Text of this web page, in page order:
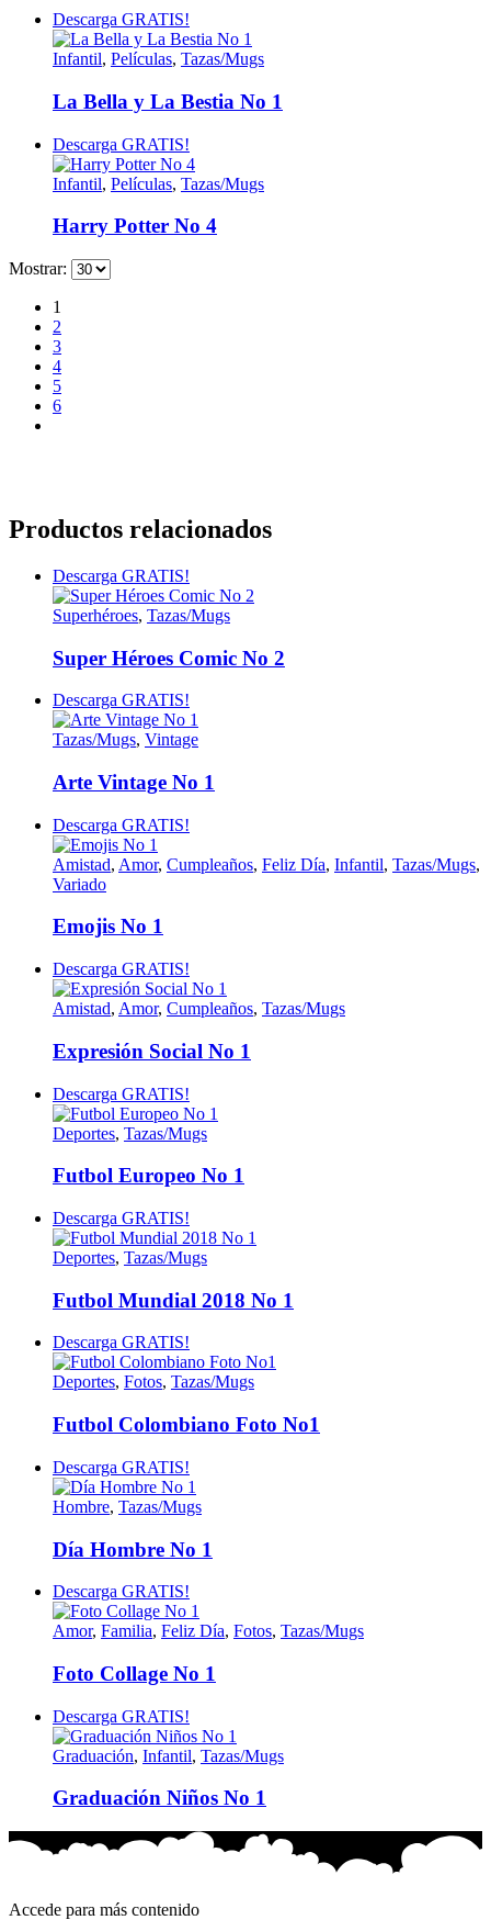
Descarga GRATIS!
Infantil, Películas, Tazas/Mugs
La Bella y La Bestia No 1
Descarga GRATIS!
Infantil, Películas, Tazas/Mugs
Harry Potter No 4
Mostrar:
1
2
3
4
5
6
Productos relacionados
Descarga GRATIS!
Superhéroes, Tazas/Mugs
Super Héroes Comic No 2
Descarga GRATIS!
Tazas/Mugs, Vintage
Arte Vintage No 1
Descarga GRATIS!
Amistad, Amor, Cumpleaños, Feliz Día, Infantil, Tazas/Mugs,
Variado
Emojis No 1
Descarga GRATIS!
Amistad, Amor, Cumpleaños, Tazas/Mugs
Expresión Social No 1
Descarga GRATIS!
Deportes, Tazas/Mugs
Futbol Europeo No 1
Descarga GRATIS!
Deportes, Tazas/Mugs
Futbol Mundial 2018 No 1
Descarga GRATIS!
Deportes, Fotos, Tazas/Mugs
Futbol Colombiano Foto No1
Descarga GRATIS!
Hombre, Tazas/Mugs
Día Hombre No 1
Descarga GRATIS!
Amor, Familia, Feliz Día, Fotos, Tazas/Mugs
Foto Collage No 1
Descarga GRATIS!
Graduación, Infantil, Tazas/Mugs
Graduación Niños No 1
Accede para más contenido